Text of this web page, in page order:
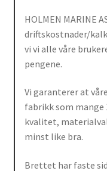
HOLMEN MARINE
driftskostnader/
vi vi alle våre
pengene.
Vi garanterer at
fabrikk som mange
kvalitet,
minst like bra.
Brettet har faste